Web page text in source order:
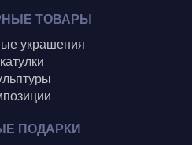
ТОВАРЫ
украшения
ПОДАРКИ